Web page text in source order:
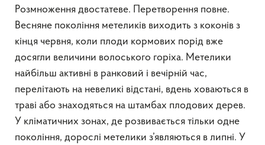
Розмноження двостатеве. Перетворення повне.
Весняне покоління метеликів виходить з коконів з
кінця червня, коли плоди кормових порід вже
досягли величини волоського горіха. Метелики
найбільш активні в ранковий і вечірній час,
перелітають на невеликі відстані, вдень ховаються в
траві або знаходяться на штамбах плодових дерев.
У кліматичних зонах, де розвивається тільки одне
покоління, дорослі метелики з’являються в липні. У